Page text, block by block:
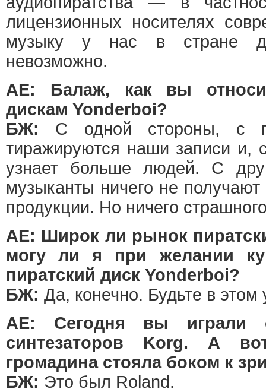
лицензионных носителях
музыку у нас в стране
невозможно.
АЕ: Балаж, как вы
дискам Yonderboi?
БЖ: С одной стороны, с
тиражируются наши записи и,
узнает больше людей. С
музыканты ничего не
продукции. Но ничего
АЕ: Широк ли рынок
могу ли я при желании
пиратский диск Yonderboi?
БЖ: Да, конечно. Будьте в этом
АЕ: Сегодня вы играли
синтезаторов Korg. А
громадина стояла боком к
БЖ: Это был Roland.